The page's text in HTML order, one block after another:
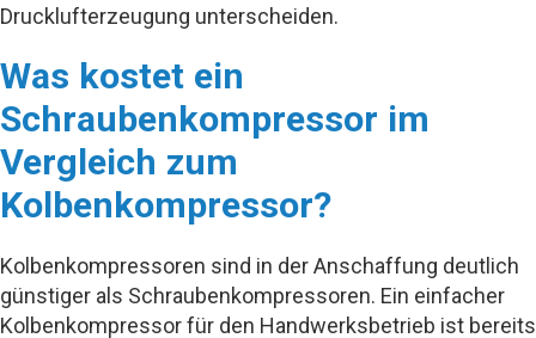
Drucklufterzeugung unterscheiden.
Was kostet ein
Schraubenkompressor im
Vergleich zum
Kolbenkompressor?
Kolbenkompressoren sind in der Anschaffung deutlich
günstiger als Schraubenkompressoren. Ein einfacher
Kolbenkompressor für den Handwerksbetrieb ist bereits